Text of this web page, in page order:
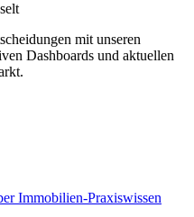
mit unseren
Dashboards und aktuellen
Immobilien-Praxiswissen